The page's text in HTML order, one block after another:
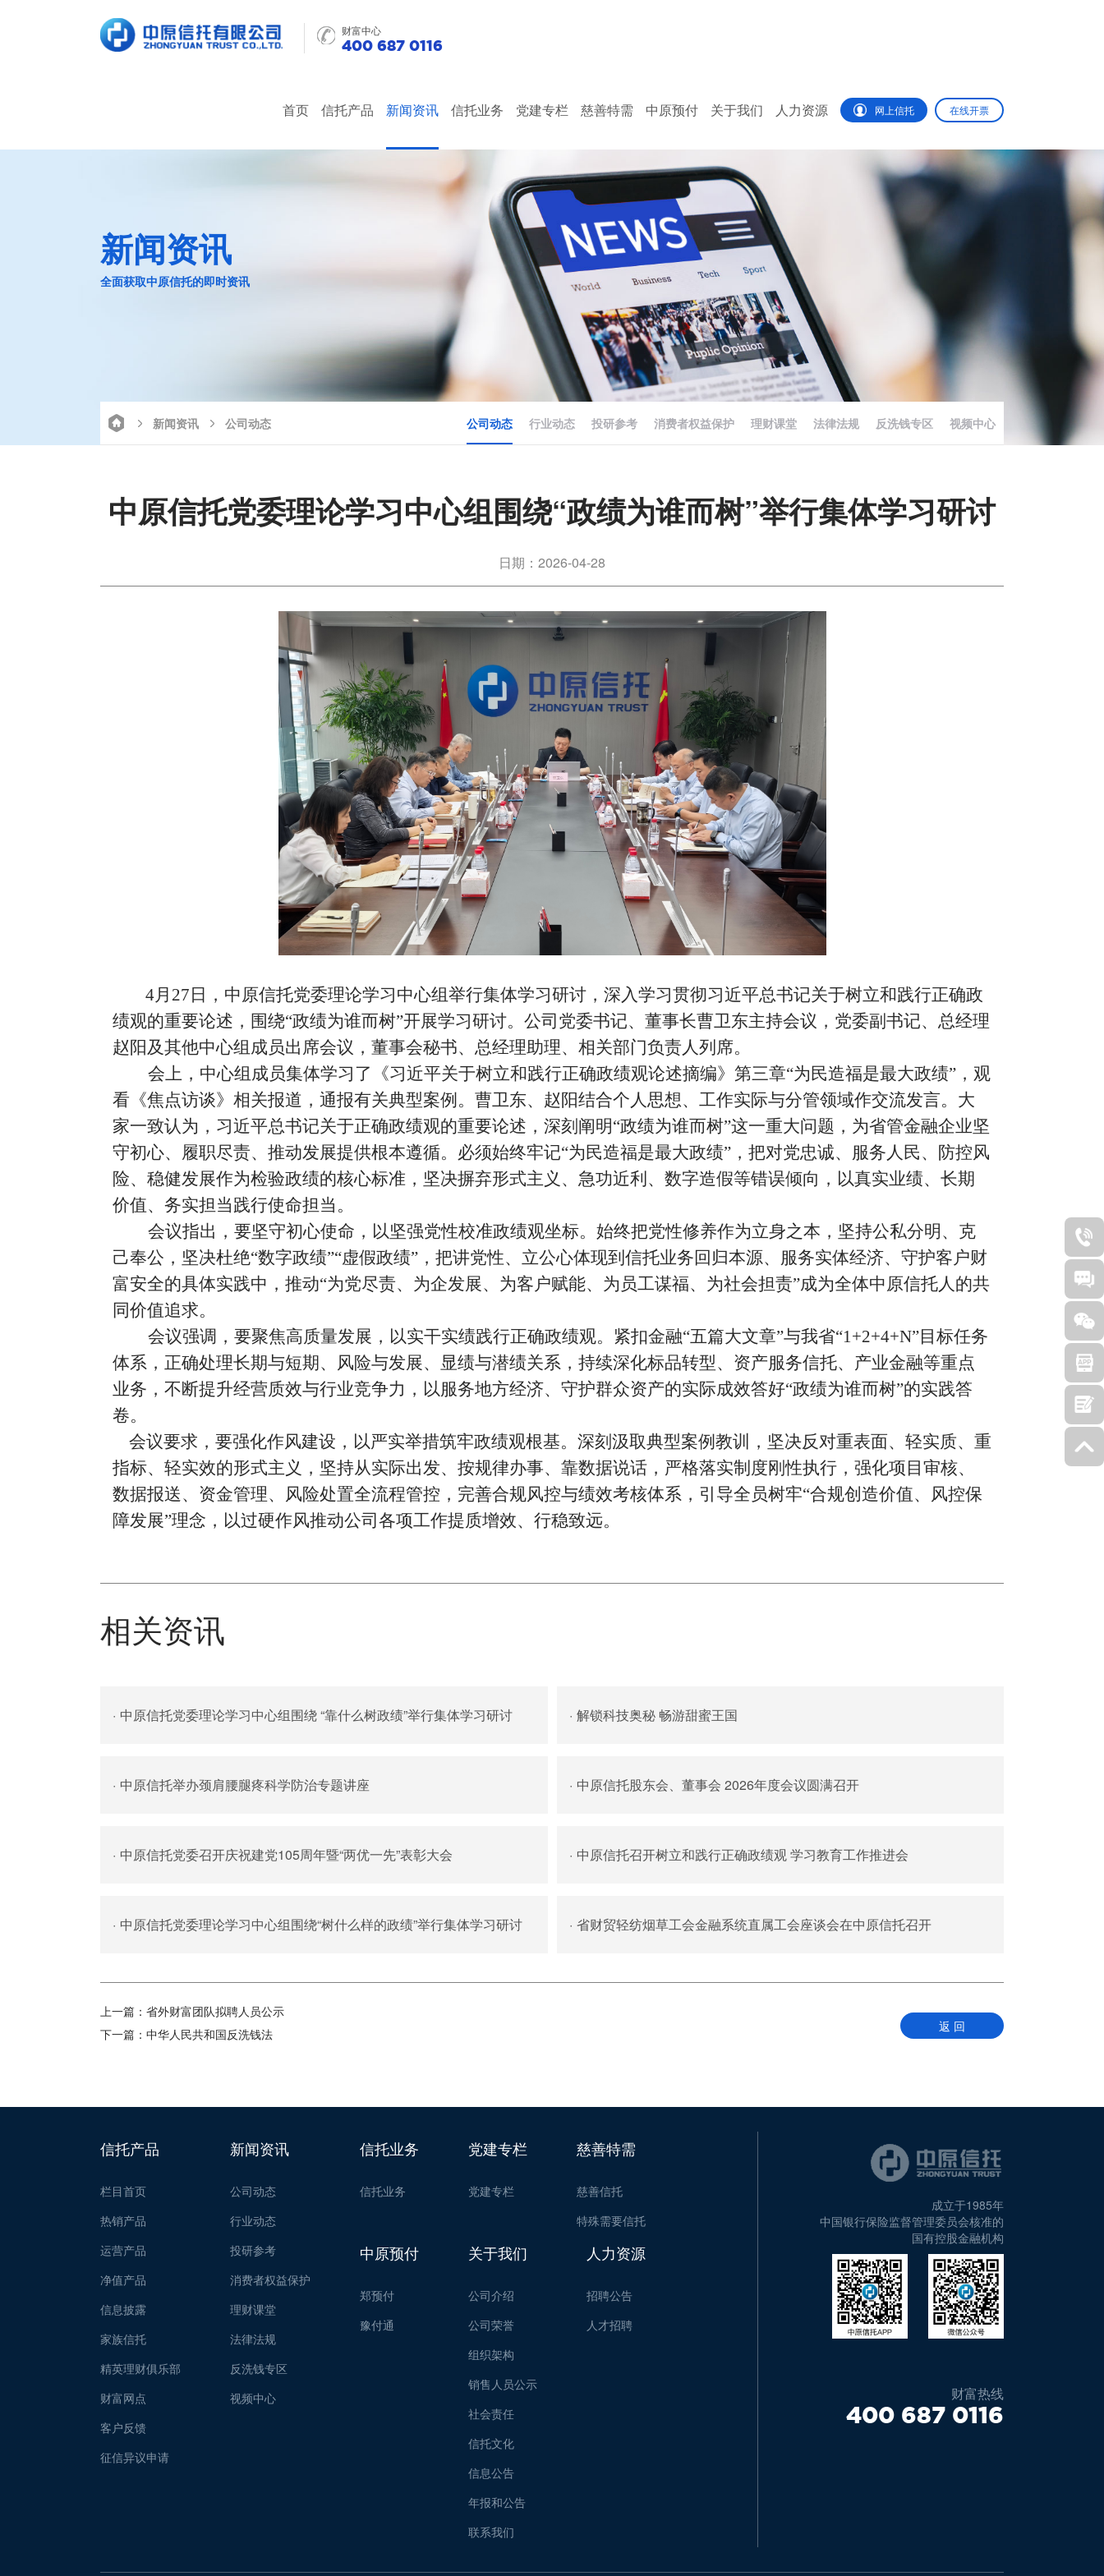
财富中心
400 687 0116
首页 信托产品 新闻资讯 信托业务 党建专栏 慈善特需 中原预付 关于我们 人力资源 网上信托 在线开票
新闻资讯
全面获取中原信托的即时资讯
新闻资讯 公司动态 公司动态 行业动态 投研参考 消费者权益保护 理财课堂 法律法规 反洗钱专区 视频中心
中原信托党委理论学习中心组围绕“政绩为谁而树”举行集体学习研讨
日期：2026-04-28
4月 27 日，中原信托党委理论学习中心组举行集体学习研讨，深入学习贯彻习近平总书记关于树立和践行正确政
绩观的重要论述，围绕“政绩为谁而树”开展学习研讨。公司 党委书记、董事长曹卫东主持会议， 党委副书记、总经理
赵阳及其他中心组成员出席会议，董事会秘书、总经理助理、相关部门负责人列席。
会上，中心组成员集体学习了《习近平关于树立和践行正确政绩观论述摘编》第三章“为民造福是最大政绩” ， 观
看《焦点访谈》相关报道，通报有关典型案例。曹卫东、赵阳结合个人思想、工作实际与分管领域作交流发言。大
家一致认为，习近平总书记关于正确政绩观的重要论述，深刻阐明“政绩为谁而树”这一重大问题，为省管金融企业坚
守初心、履职尽责、推动发展提供根本遵循。必须始终牢记“为民造福是最大政绩” ，把对党忠诚、服务人民、防控风
险、稳健发展作为检验政绩的核心标准，坚决摒弃形式主义、急功近利、数字造假等错误倾向，以真实业绩、长期
价值、务实担当践行使命担当 。
会议指出，要坚守初心使命，以坚强党性校准政绩观坐标。始终把党性修养作为立身之本，坚持公私分明、克
己奉公，坚决杜绝“数字政绩”“虚假政绩” ，把讲党性、立公心体现到信托业务回归本源、服务实体经济、守护客户财
富安全的具体实践中，推动“为党尽责、为企发展、为客户赋能、为员工谋福、为社会担责”成为全体中原信托人的共
同价值追求。
会议强调，要聚焦高质量发展，以实干实绩践行正确政绩观。紧扣金融“五篇大文章”与我省“1+2+4+N”目标任务
体系，正确处理长期与短期、风险与发展、显绩与潜绩关系，持续深化标品转型、资产服务信托、产业金融等重点
业务，不断提升经营质效与行业竞争力，以服务地方经济、守护群众资产的实际成效答好“政绩为谁而树”的实践答
卷。
会议要求，要强化作风建设，以严实举措筑牢政绩观根基。深刻汲取典型案例教训，坚决反对重表面、轻实质、重
指标、轻实效的形式主义，坚持从实际出发、按规律办事、靠数据说话，严格落实制度刚性执行，强化项目审核、
数据报送、资金管理、风险处置全流程管控，完善合规风控与绩效考核体系，引导全员树牢“合规创造价值、风控保
障发展”理念，以过硬作风推动公司各项工作提质增效、行稳致远。
相关资讯
· 中原信托党委理论学习中心组围绕 “靠什么树政绩”举行集体学习研讨 · 解锁科技奥秘 畅游甜蜜王国
· 中原信托举办颈肩腰腿疼科学防治专题讲座 · 中原信托股东会、董事会 2026年度会议圆满召开
· 中原信托党委召开庆祝建党105周年暨“两优一先”表彰大会 · 中原信托召开树立和践行正确政绩观 学习教育工作推进会
· 中原信托党委理论学习中心组围绕“树什么样的政绩”举行集体学习研讨 · 省财贸轻纺烟草工会金融系统直属工会座谈会在中原信托召开
上一篇： 省外财富团队拟聘人员公示
下一篇： 中华人民共和国反洗钱法 返 回
信托产品
栏目首页
热销产品
运营产品
净值产品
信息披露
家族信托
精英理财俱乐部
财富网点
客户反馈
征信异议申请
新闻资讯
公司动态
行业动态
投研参考
消费者权益保护
理财课堂
法律法规
反洗钱专区
视频中心
信托业务
信托业务
党建专栏
党建专栏
慈善特需
慈善信托
特殊需要信托
中原预付
郑预付
豫付通
关于我们
公司介绍
公司荣誉
组织架构
销售人员公示
社会责任
信托文化
信息公告
年报和公告
联系我们
人力资源
招聘公告
人才招聘
成立于1985年
中国银行保险监督管理委员会核准的
国有控股金融机构
财富热线
400 687 0116